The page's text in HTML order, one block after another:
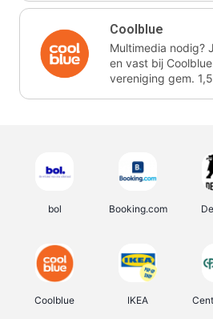
Coolblue
Multimedia nodig?
en vast bij
vereniging gem.
bol Booking.com
Coolblue IKEA